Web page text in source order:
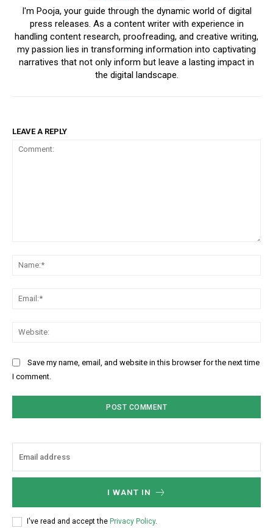
I'm Pooja, your guide through the dynamic world of digital
press releases. As a content writer with experience in
handling content research, proofreading, and creative writing,
my passion lies in transforming information into captivating
narratives that not only inform but leave a lasting impact in
the digital landscape.
LEAVE A REPLY
Save my name, email, and website in this browser for the next time
I comment.
I WANT IN
I've read and accept the Privacy Policy.